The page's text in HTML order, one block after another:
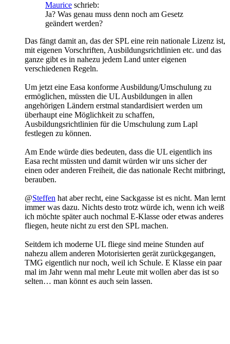
Maurice schrieb:
Ja? Was genau muss denn noch am Gesetz
geändert werden?
Das fängt damit an, das der SPL eine rein nationale Lizenz ist,
mit eigenen Vorschriften, Ausbildungsrichtlinien etc. und das
ganze gibt es in nahezu jedem Land unter eigenen
verschiedenen Regeln.
Um jetzt eine Easa konforme Ausbildung/Umschulung zu
ermöglichen, müssten die UL Ausbildungen in allen
angehörigen Ländern erstmal standardisiert werden um
überhaupt eine Möglichkeit zu schaffen,
Ausbildungsrichtlinien für die Umschulung zum Lapl
festlegen zu können.
Am Ende würde dies bedeuten, dass die UL eigentlich ins
Easa recht müssten und damit würden wir uns sicher der
einen oder anderen Freiheit, die das nationale Recht mitbringt,
berauben.
@Steffen hat aber recht, eine Sackgasse ist es nicht. Man lernt
immer was dazu. Nichts desto trotz würde ich, wenn ich weiß
ich möchte später auch nochmal E-Klasse oder etwas anderes
fliegen, heute nicht zu erst den SPL machen.
Seitdem ich moderne UL fliege sind meine Stunden auf
nahezu allem anderen Motorisierten gerät zurückgegangen,
TMG eigentlich nur noch, weil ich Schule. E Klasse ein paar
mal im Jahr wenn mal mehr Leute mit wollen aber das ist so
selten… man könnt es auch sein lassen.